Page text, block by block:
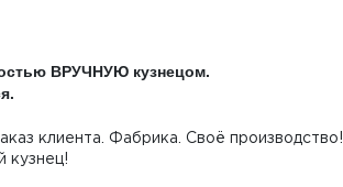
ВРУЧНУЮ кузнецом.
клиента. Фабрика. Своё производство!
кузнец!